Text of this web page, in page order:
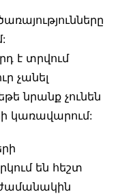
է տրվում
չանել
նրանք չունեն
կառավարում:
են հեշտ